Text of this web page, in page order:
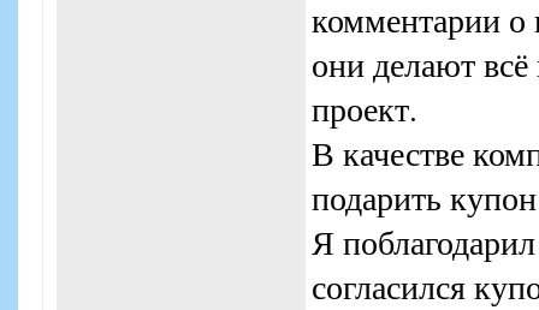
комментарии о
они делают
проект.
В качестве
подарить
Я
согласился